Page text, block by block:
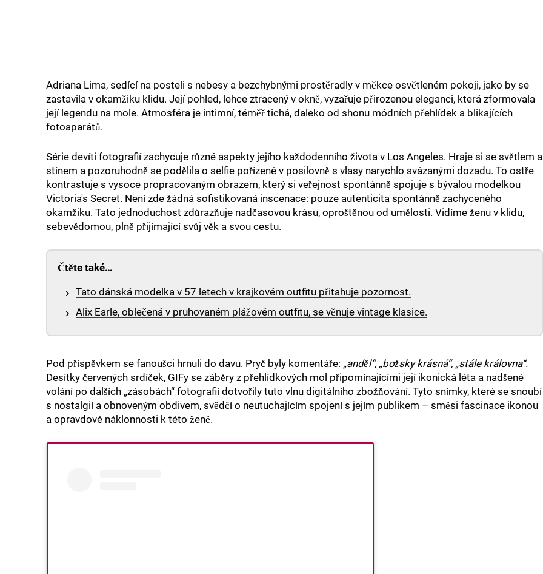
Adriana Lima, sedící na posteli s nebesy a bezchybnými prostěradly v měkce osvětleném pokoji, jako by se
zastavila v okamžiku klidu. Její pohled, lehce ztracený v okně, vyzařuje přirozenou eleganci, která zformovala
její legendu na mole. Atmosféra je intimní, téměř tichá, daleko od shonu módních přehlídek a blikajících
fotoaparátů.
Série devíti fotografií zachycuje různé aspekty jejího každodenního života v Los Angeles. Hraje si se světlem a
stínem a pozoruhodně se podělila o selfie pořízené v posilovně s vlasy narychlo svázanými dozadu. To ostře
kontrastuje s vysoce propracovaným obrazem, který si veřejnost spontánně spojuje s bývalou modelkou
Victoria's Secret. Není zde žádná sofistikovaná inscenace: pouze autenticita spontánně zachyceného
okamžiku. Tato jednoduchost zdůrazňuje nadčasovou krásu, oproštěnou od umělosti. Vidíme ženu v klidu,
sebevědomou, plně přijímající svůj věk a svou cestu.
Čtěte také…
Tato dánská modelka v 57 letech v krajkovém outfitu přitahuje pozornost.
Alix Earle, oblečená v pruhovaném plážovém outfitu, se věnuje vintage klasice.
Pod příspěvkem se fanoušci hrnuli do davu. Pryč byly komentáře: „anděl“, „božsky krásná“, „stále královna“.
Desítky červených srdíček, GIFy se záběry z přehlídkových mol připomínajícími její ikonická léta a nadšené
volání po dalších „zásobách“ fotografií dotvořily tuto vlnu digitálního zbožňování. Tyto snímky, které se snoubí
s nostalgií a obnoveným obdivem, svědčí o neutuchajícím spojení s jejím publikem – směsi fascinace ikonou
a opravdové náklonnosti k této ženě.